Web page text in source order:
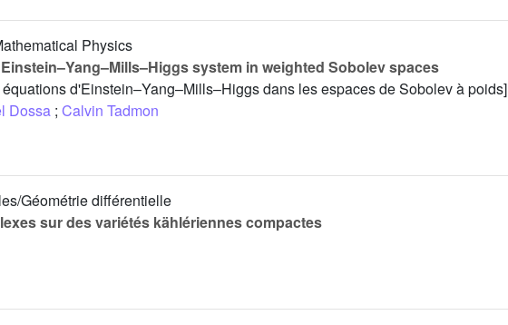
Physics
system in weighted Sobolev spaces
d'Einstein–Yang–Mills–Higgs dans les espaces de Sobolev à poids]
Dossa ; Calvin Tadmon
Géométrie différentielle
sur des variétés kählériennes compactes